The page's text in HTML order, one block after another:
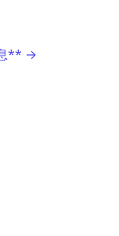
** →